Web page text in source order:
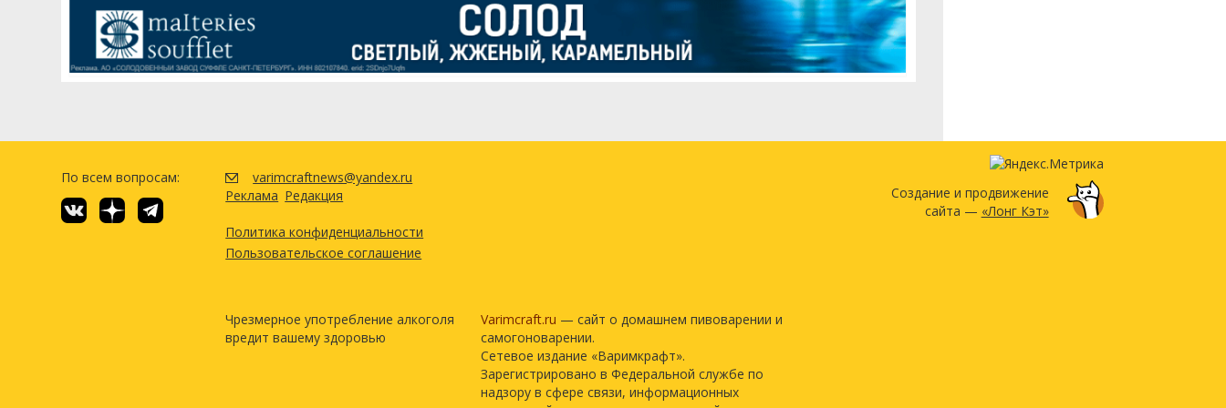
Хмель
Фаггл (Fuggle) 100 г
По всем вопросам:
varimcraftnews@yandex.ru
Реклама Редакция
Политика конфиденциальности
Пользовательское соглашение
Чрезмерное употребление алкоголя
вредит вашему здоровью
Varimcraft.ru — сайт о домашнем пивоварении и
самогоноварении.
Сетевое издание «Варимкрафт».
Зарегистрировано в Федеральной службе по
надзору в сфере связи, информационных
Создание и продвижение
сайта — «Лонг Кэт»